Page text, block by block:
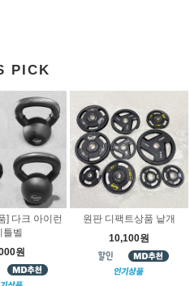
PICK
] 다크 아이런
틀벨
원
원판 디팩트상품 낱개
10,100원